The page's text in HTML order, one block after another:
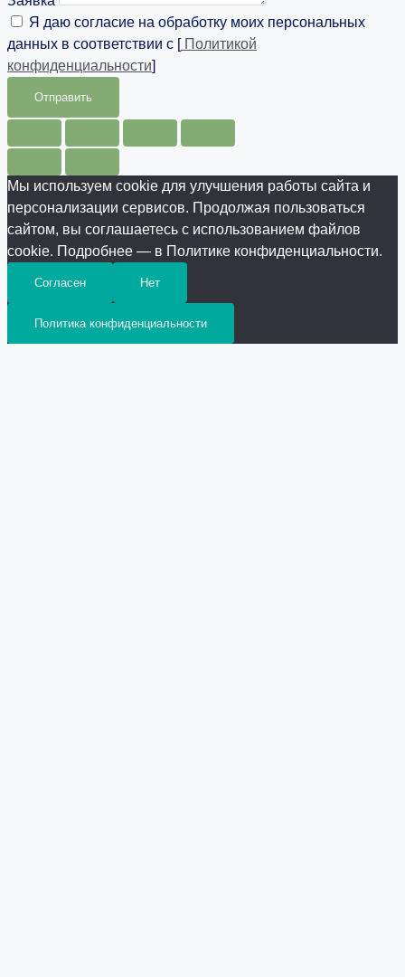
Я даю согласие на обработку моих персональных
данных в соответствии с [Политикой
конфиденциальности]
Отправить
Мы используем cookie для улучшения работы сайта и
персонализации сервисов. Продолжая пользоваться
сайтом, вы соглашаетесь с использованием файлов
cookie. Подробнее — в Политике конфиденциальности.
Согласен Нет
Политика конфиденциальности